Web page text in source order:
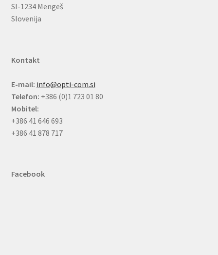
SI-1234 Mengeš
Slovenija
Kontakt
E-mail: info@opti-com.si
Telefon: +386 (0)1 723 01 80
Mobitel:
+386 41 646 693
+386 41 878 717
Facebook